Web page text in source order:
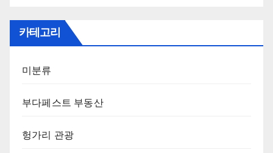
카테고리
미분류
부다페스트 부동산
헝가리 관광